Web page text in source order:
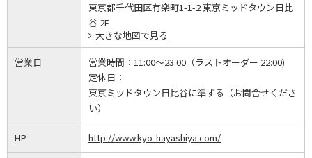
東京都千代田区有楽町1-1-2 東京ミッドタウン日比
谷 2F
大きな地図で見る
営業日 営業時間： 11:00～23:00（ラストオーダー 22:00)
定休日：
東京ミッドタウン日比谷に準ずる（お問合せくださ
い）
HP http://www.kyo-hayashiya.com/